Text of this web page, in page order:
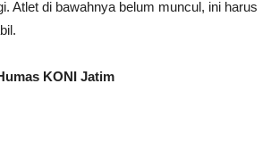
Atlet di bawahnya belum muncul, ini harus
KONI Jatim